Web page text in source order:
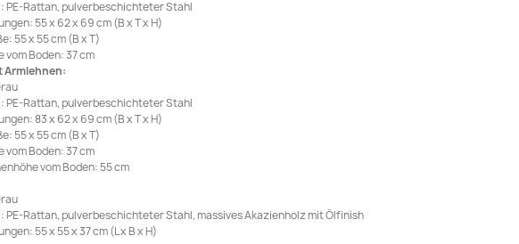
PE-Rattan, pulverbeschichteter Stahl
55 x 62 x 69 cm (B x T x H)
55 x 55 cm (B x T)
vom Boden: 37 cm
Armlehnen:
PE-Rattan, pulverbeschichteter Stahl
83 x 62 x 69 cm (B x T x H)
55 x 55 cm (B x T)
vom Boden: 37 cm
vom Boden: 55 cm
PE-Rattan, pulverbeschichteter Stahl, massives Akazienholz mit Ölfinish
55 x 55 x 37 cm (L x B x H)